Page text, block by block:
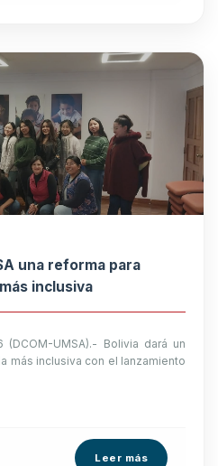
una reforma para
inclusiva
UMSA).- Bolivia dará un
más inclusiva con el lanzamiento
Leer más